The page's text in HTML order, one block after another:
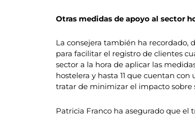
Otras medidas de apoyo al sector
La consejera también ha recordado,
para facilitar el registro de clientes
sector a la hora de aplicar las
hostelera y hasta 11 que cuentan
tratar de minimizar el impacto sobre
Patricia Franco ha asegurado que el